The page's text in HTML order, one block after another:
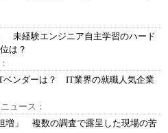
未経験エンジニア自主学習のハード
は？
ベンダーは？ IT業界の就職人気企業
ュース：
増」 複数の調査で露呈した現場の苦